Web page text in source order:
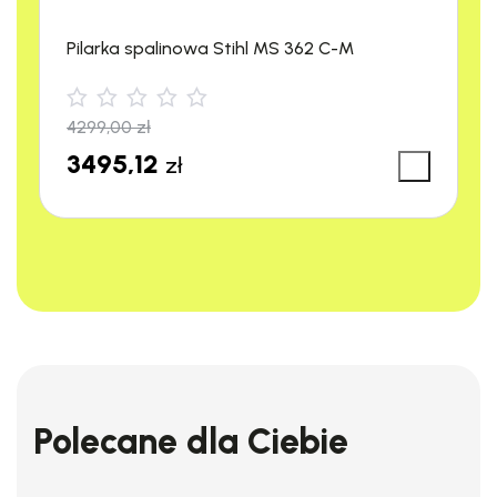
MYJKA CIŚNIENIOWA K 5
WCM PREMIUM
MODULAR
Pilarka spalinowa Stihl MS 362 C-M
4299,00zł
3495,12 zł
Polecane dla Ciebie